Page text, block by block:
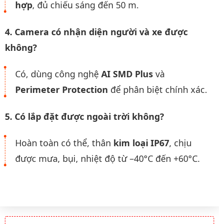
hợp, đủ chiếu sáng đến 50 m.
4. Camera có nhận diện người và xe được
không?
Có, dùng công nghệ AI SMD Plus và
Perimeter Protection để phân biệt chính xác.
5. Có lắp đặt được ngoài trời không?
Hoàn toàn có thể, thân kim loại IP67, chịu
được mưa, bụi, nhiệt độ từ –40°C đến +60°C.